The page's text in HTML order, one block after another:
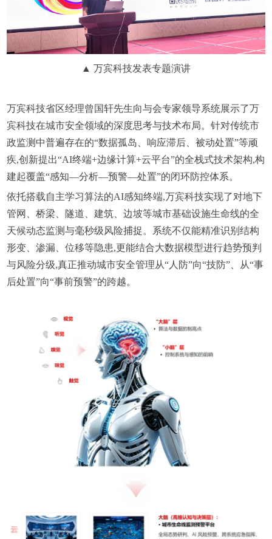
▲ 万宾科技发表专题演讲
万宾科技省区经理曾国轩先生向与会专家领导系统展示了万
宾科技在城市安全领域的深度思考与技术布局。针对传统市
政监测中普遍存在的“数据孤岛、响应滞后、被动处置”等顽
疾,创新提出“AI终端+边缘计算+云平台”的全栈式技术架构,构
建起覆盖“感知—分析—预警—处置”的闭环防控体系。
依托搭载自主学习算法的AI感知终端,万宾科技实现了对地下
管网、桥梁、隧道、建筑、边坡等城市基础设施生命线的全
天候动态监测与毫秒级风险捕捉。系统不仅能精准识别结构
形变、渗漏、位移等隐患,更能结合大数据模型进行趋势预判
与风险分级,真正推动城市安全管理从“人防”向“技防”、从“事
后处置”向“事前预警”的跨越。